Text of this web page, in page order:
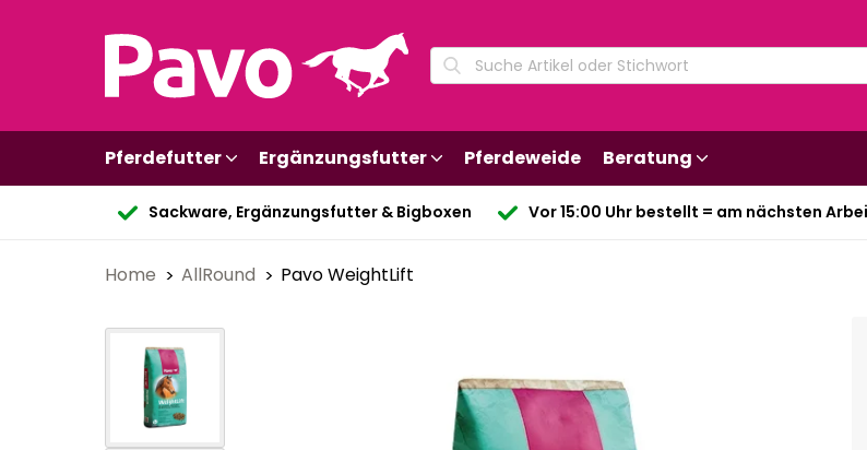
Pferdefutter Ergänzungsfutter Pferdeweide Beratung
Sackware, Ergänzungsfutter & Bigboxen Vor 15:00 Uhr bestellt = am nächsten
Home AllRound Pavo WeightLift